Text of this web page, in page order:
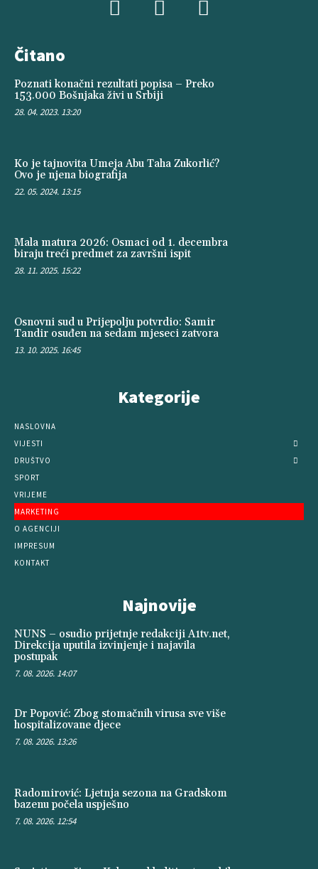
Čitano
Poznati konačni rezultati popisa – Preko
153.000 Bošnjaka živi u Srbiji
28. 04. 2023. 13:20
Ko je tajnovita Umeja Abu Taha Zukorlić?
Ovo je njena biografija
22. 05. 2024. 13:15
Mala matura 2026: Osmaci od 1. decembra
biraju treći predmet za završni ispit
28. 11. 2025. 15:22
Osnovni sud u Prijepolju potvrdio: Samir
Tandir osuđen na sedam mjeseci zatvora
13. 10. 2025. 16:45
Kategorije
NASLOVNA
VIJESTI
DRUŠTVO
SPORT
VRIJEME
MARKETING
O AGENCIJI
IMPRESUM
KONTAKT
Najnovije
NUNS – osudio prijetnje redakciji A1tv.net,
Direkcija uputila izvinjenje i najavila
postupak
7. 08. 2026. 14:07
Dr Popović: Zbog stomačnih virusa sve više
hospitalizovane djece
7. 08. 2026. 13:26
Radomirović: Ljetnja sezona na Gradskom
bazenu počela uspješno
7. 08. 2026. 12:54